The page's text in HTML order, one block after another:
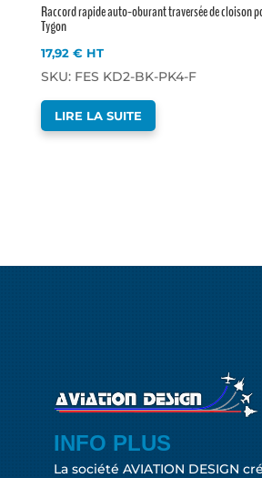
Raccord rapide auto-oburant traversée de cloison
Tygon
17,92€ HT
SKU: FES KD2-BK-PK4-F
LIRE LA SUITE
INFO PLUS
La société AVIATION DESIGN